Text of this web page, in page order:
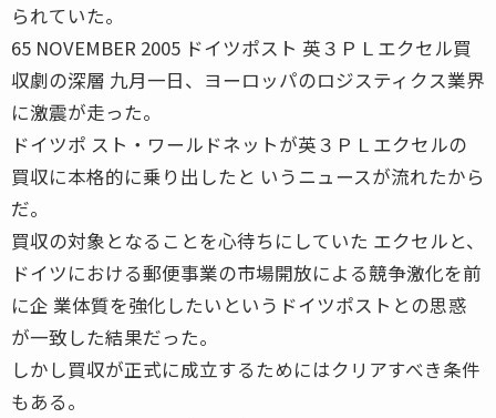
られていた。
65 NOVEMBER 2005 ドイツポスト 英３ＰＬエクセル買
収劇の深層 九月一日、ヨーロッパのロジスティクス業界
に激震が走った。
ドイツポ スト・ワールドネットが英３ＰＬエクセルの
買収に本格的に乗り出したと いうニュースが流れたから
だ。
買収の対象となることを心待ちにしていた エクセルと、
ドイツにおける郵便事業の市場開放による競争激化を前
に企 業体質を強化したいというドイツポストとの思惑
が一致した結果だった。
しかし買収が正式に成立するためにはクリアすべき条件
もある。